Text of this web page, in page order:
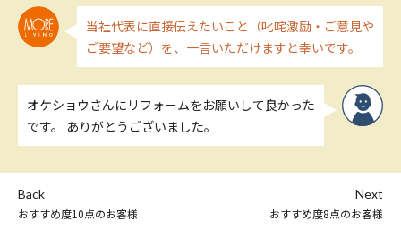
当社代表に直接伝えたいこと（叱咤激励・ご意見や
ご要望など）を、一言いただけますと幸いです。
オケショウさんにリフォームをお願いして良かった
です。 ありがとうございました。
Back
おすすめ度10点のお客様
Next
おすすめ度8点のお客様